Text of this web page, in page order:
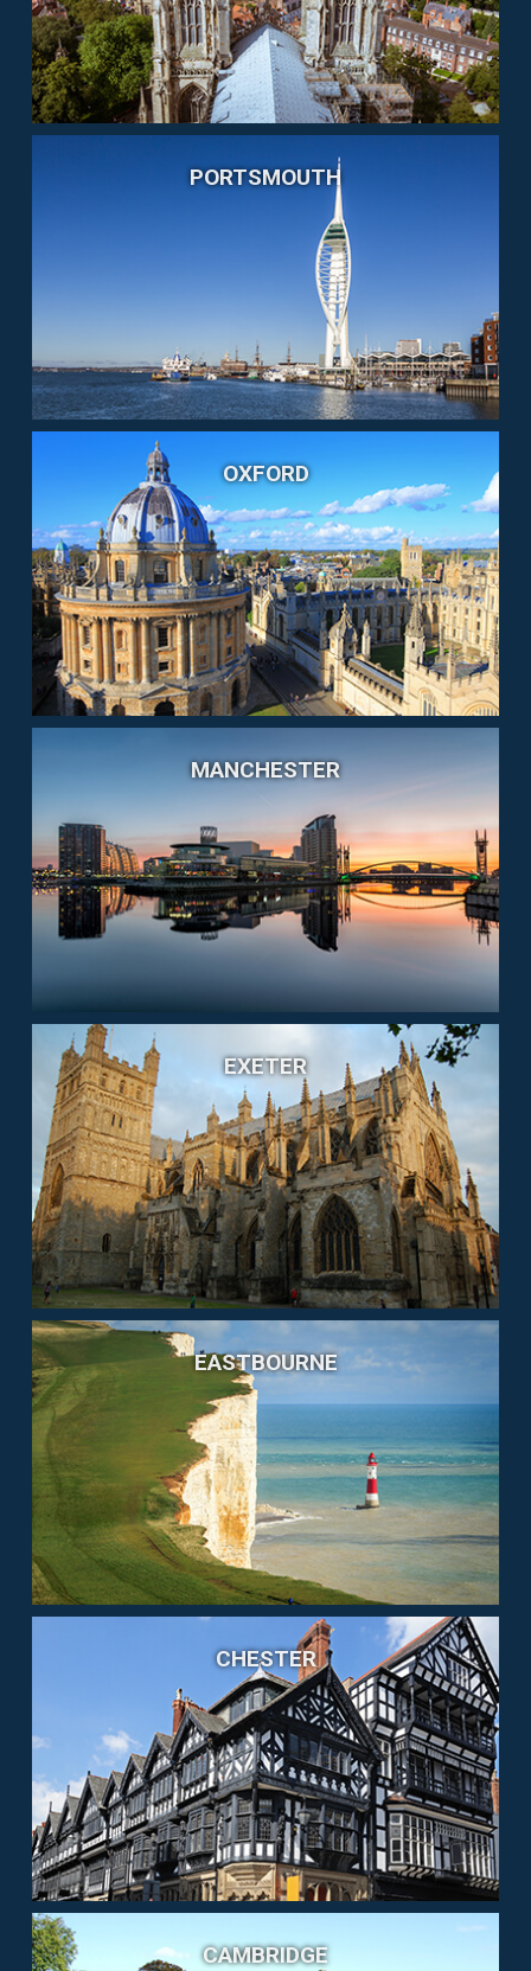
PORTSMOUTH
OXFORD
MANCHESTER
EXETER
EASTBOURNE
CHESTER
CAMBRIDGE